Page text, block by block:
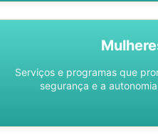
Serviços e programas que
segurança e a